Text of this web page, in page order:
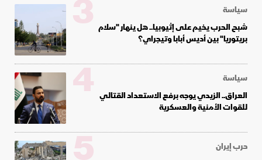
سياسة
شبح الحرب يخيم على إثيوبيا.. هل ينهار "سلام
بريتوريا" بين أديس أبابا وتيجراي؟
3
سياسة
العراق.. الزيدي يوجه برفع الاستعداد القتالي
للقوات الأمنية والعسكرية
4
حرب إيران